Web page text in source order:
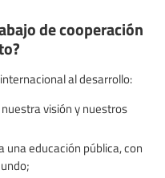
de cooperación
al desarrollo:
visión y nuestros
educación pública, con